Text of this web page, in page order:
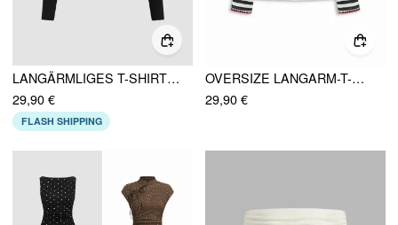
LANGÄRMLIGES T-SHIRT MIT BOOTSHALS UND STERNMUSTER
29,90 €
FLASH SHIPPING
OVERSIZE LANGARM-T-SHIRT AUS BAUMWOLLMISCHUNG MIT STREIFEN UND KONTRASTIERENDEM BINDING
29,90 €